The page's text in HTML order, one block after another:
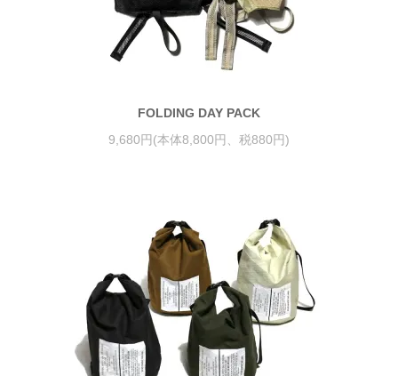
FOLDING DAY PACK
9,680円(本体8,800円、税880円)